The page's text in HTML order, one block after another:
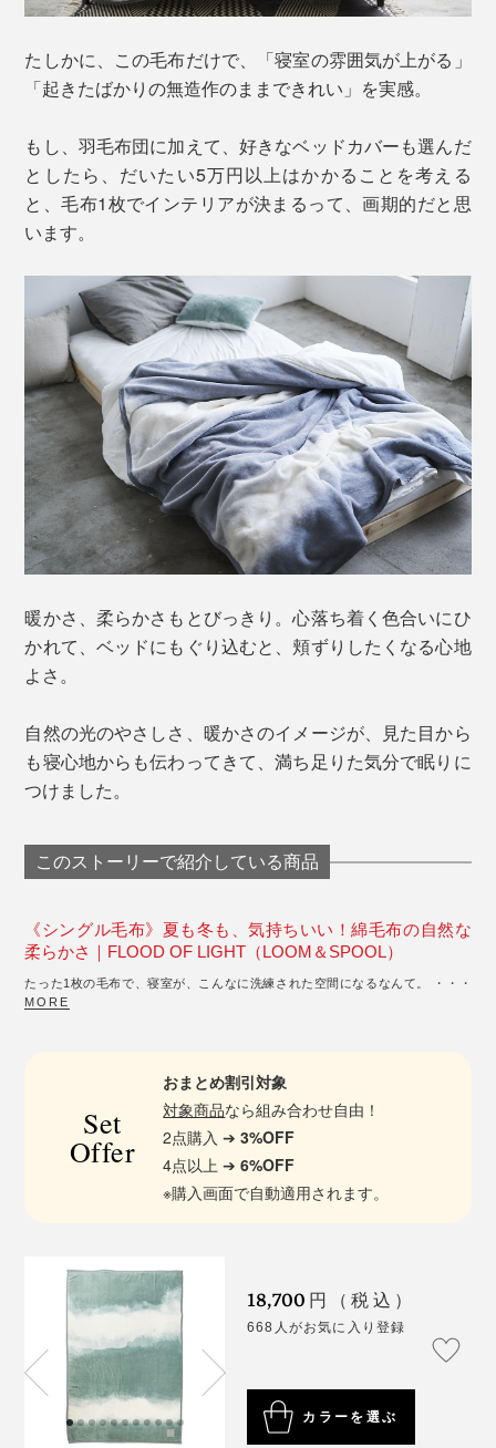
たしかに、この毛布だけで、「寝室の雰囲気が上がる」
「起きたばかりの無造作のままできれい」を実感。
もし、羽毛布団に加えて、好きなベッドカバーも選んだ
としたら、だいたい5万円以上はかかることを考える
と、毛布1枚でインテリアが決まるって、画期的だと思
います。
暖かさ、柔らかさもとびっきり。心落ち着く色合いにひ
かれて、ベッドにもぐり込むと、頬ずりしたくなる心地
よさ。
自然の光のやさしさ、暖かさのイメージが、見た目から
も寝心地からも伝わってきて、満ち足りた気分で眠りに
つけました。
このストーリーで紹介している商品
《シングル毛布》夏も冬も、気持ちいい！綿毛布の自然な
柔らかさ｜FLOOD OF LIGHT（LOOM＆SPOOL）
たった1枚の毛布で、寝室が、こんなに洗練された空間になるなんて。 ・・・
MORE
Set
Offer
おまとめ割引対象
対象商品なら組み合わせ自由！
2点購入 ➔3%OFF
4点以上 ➔6%OFF
※購入画面で自動適用されます。
18,700 円（税込）
668人がお気に入り登録
カラーを選ぶ